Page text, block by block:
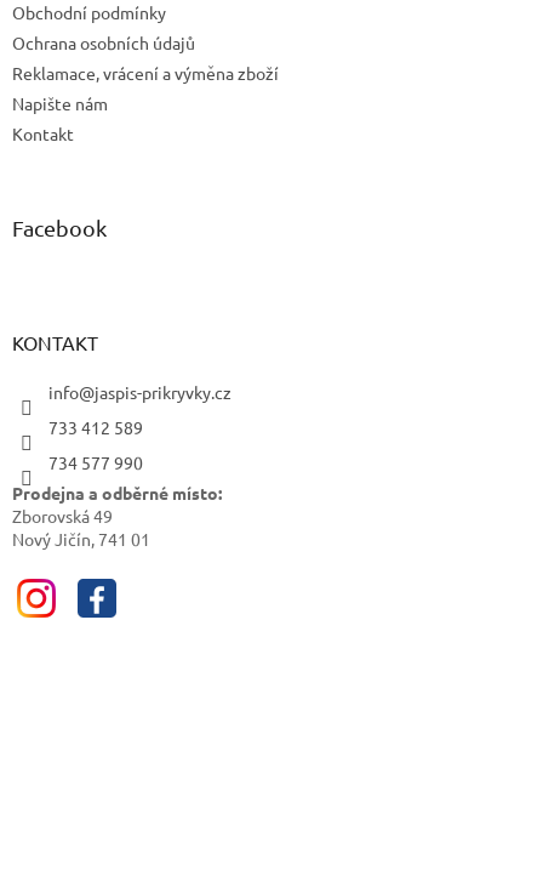
Obchodní podmínky
Ochrana osobních údajů
Reklamace, vrácení a výměna zboží
Napište nám
Kontakt
Facebook
KONTAKT
info@jaspis-prikryvky.cz
733 412 589
734 577 990
Prodejna a odběrné místo:
Zborovská 49
Nový Jičín, 741 01